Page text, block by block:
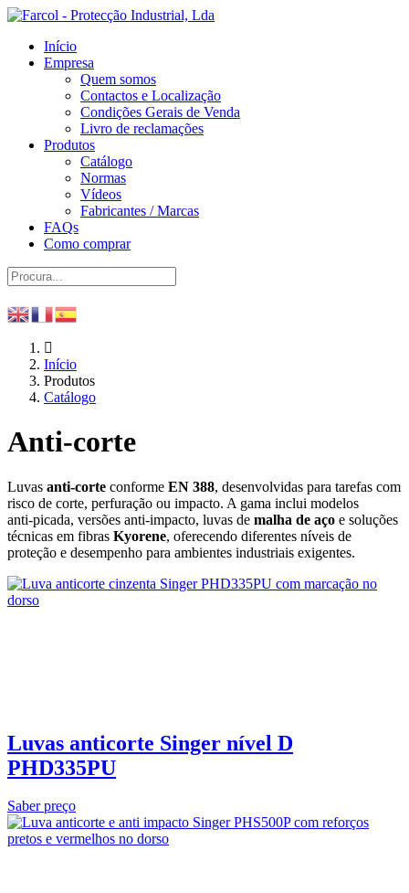
Início
Empresa
Quem somos
Contactos e Localização
Condições Gerais de Venda
Livro de reclamações
Produtos
Catálogo
Normas
Vídeos
Fabricantes / Marcas
FAQs
Como comprar
Início
Produtos
Catálogo
Anti-corte
Luvas anti‑corte conforme EN 388, desenvolvidas para tarefas com
risco de corte, perfuração ou impacto. A gama inclui modelos
anti‑picada, versões anti‑impacto, luvas de malha de aço e soluções
técnicas em fibras Kyorene, oferecendo diferentes níveis de
proteção e desempenho para ambientes industriais exigentes.
Luvas anticorte Singer nível D
PHD335PU
Saber preço